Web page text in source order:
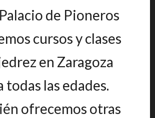
de Pioneros
cursos y clases
en Zaragoza
todas las edades.
ofrecemos otras